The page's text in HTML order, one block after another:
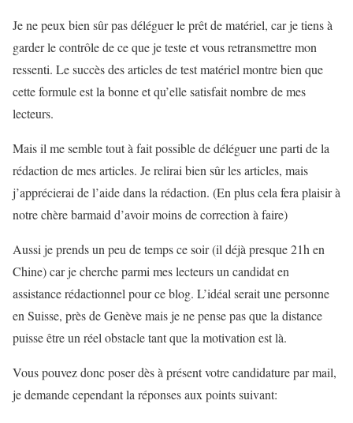
Je ne peux bien sûr pas déléguer le prêt de matériel, car je tiens à
garder le contrôle de ce que je teste et vous retransmettre mon
ressenti. Le succès des articles de test matériel montre bien que
cette formule est la bonne et qu’elle satisfait nombre de mes
lecteurs.
Mais il me semble tout à fait possible de déléguer une parti de la
rédaction de mes articles. Je relirai bien sûr les articles, mais
j’apprécierai de l’aide dans la rédaction. (En plus cela fera plaisir à
notre chère barmaid d’avoir moins de correction à faire)
Aussi je prends un peu de temps ce soir (il déjà presque 21h en
Chine) car je cherche parmi mes lecteurs un candidat en
assistance rédactionnel pour ce blog. L’idéal serait une personne
en Suisse, près de Genève mais je ne pense pas que la distance
puisse être un réel obstacle tant que la motivation est là.
Vous pouvez donc poser dès à présent votre candidature par mail,
je demande cependant la réponses aux points suivant: